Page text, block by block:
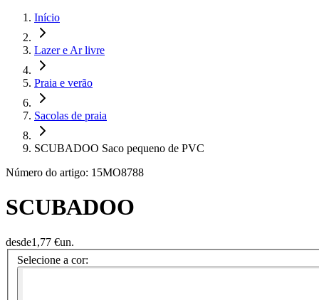
Início
Lazer e Ar livre
Praia e verão
Sacolas de praia
SCUBADOO Saco pequeno de PVC
Número do artigo: 15MO8788
SCUBADOO
desde1,77 €un.
Selecione a cor: